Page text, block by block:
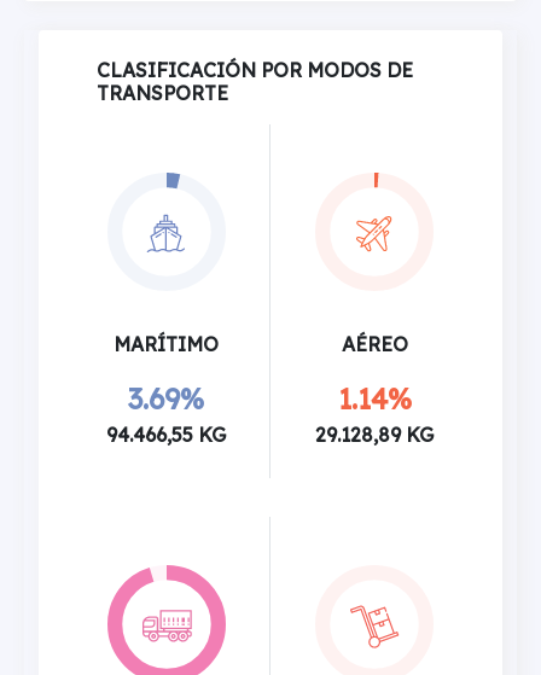
CLASIFICACIÓN POR MODOS DE
TRANSPORTE
MARÍTIMO
3.69%
94.466,55 KG
AÉREO
1.14%
29.128,89 KG